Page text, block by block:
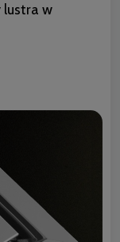
lustra w